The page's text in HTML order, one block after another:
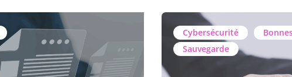
Bonnes Pratiques Cybersécurité